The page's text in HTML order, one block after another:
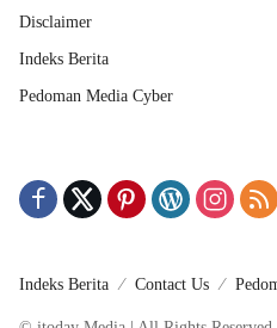
Disclaimer
Indeks Berita
Pedoman Media Cyber
Indeks Berita Contact Us